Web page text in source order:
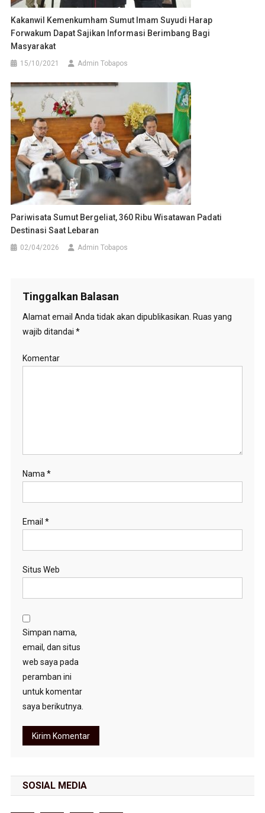
Kakanwil Kemenkumham Sumut Imam Suyudi Harap
Forwakum Dapat Sajikan Informasi Berimbang Bagi
Masyarakat
15/10/2021 Admin Tobapos
Pariwisata Sumut Bergeliat, 360 Ribu Wisatawan Padati
Destinasi Saat Lebaran
02/04/2026 Admin Tobapos
Tinggalkan Balasan
Alamat email Anda tidak akan dipublikasikan. Ruas yang
wajib ditandai *
Komentar
Nama *
Email *
Situs Web
Simpan nama,
email, dan situs
web saya pada
peramban ini
untuk komentar
saya berikutnya.
SOSIAL MEDIA